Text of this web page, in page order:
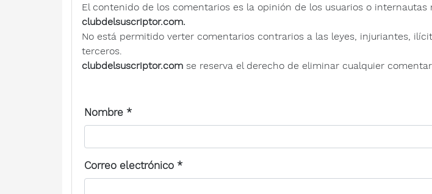
El contenido de los comentarios es la opinión de los usuarios o internautas
clubdelsuscriptor.com.
No está permitido verter comentarios contrarios a las leyes, injuriantes,
terceros.
clubdelsuscriptor.com se reserva el derecho de eliminar cualquier
Nombre *
Correo electrónico *